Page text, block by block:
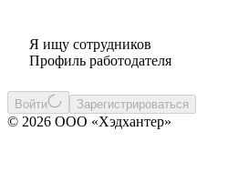
Я ищу сотрудников
Профиль работодателя
Войти Зарегистрироваться
© 2026 ООО «Хэдхантер»